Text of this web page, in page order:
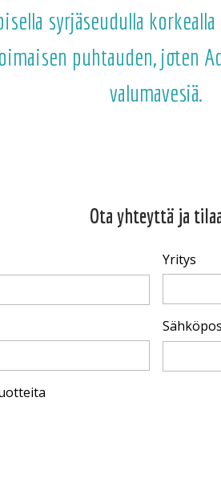
syrjäseudulla
puhtauden, joten
valumavesiä.
Ota yhteyttä ja
Yritys